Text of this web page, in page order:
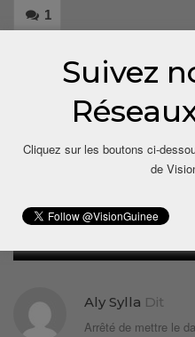
1
Share
Aly Sylla Dit
Arrêté de mettre le
Suivez
Cliquez sur les boutons ci-
de